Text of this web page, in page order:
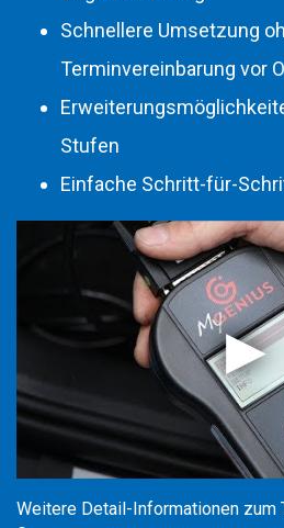
Schnellere Umsetzung
Terminvereinbarung vor
Stufen
Einfache Schritt-für-
Weitere Detail-Informationen zum